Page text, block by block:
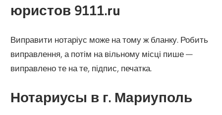
юристов 9111.ru
Виправити нотаріус може на тому ж бланку. Робить
виправлення, а потім на вільному місці пише —
виправлено те на те, підпис, печатка.
Нотариусы в г. Мариуполь